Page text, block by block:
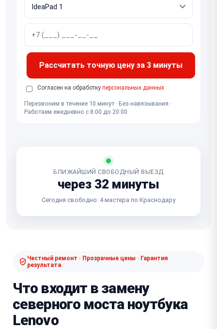
Рассчитать точную цену за 3 минуты
Согласен на обработку персональных данных
Перезвоним в течение 10 минут · Без навязывания ·
Работаем ежедневно с 8:00 до 20:00
БЛИЖАЙШИЙ СВОБОДНЫЙ ВЫЕЗД
через 32 минуты
Сегодня свободно: 4 мастера по Краснодару
Честный ремонт · Прозрачные цены · Гарантия
результата
Что входит в замену
северного моста ноутбука
Lenovo